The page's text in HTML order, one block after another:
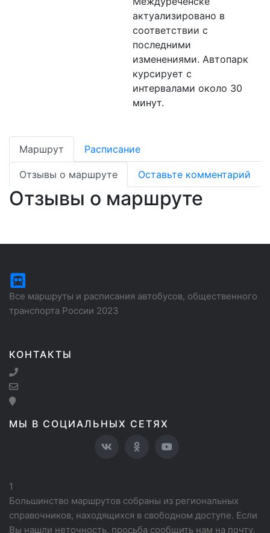
актуализировано в
соответствии с
последними
изменениями. Автопарк
курсирует с
интервалами около 30
минут.
Маршрут Расписание
Отзывы о маршруте Оставьте комментарий
Отзывы о маршруте
Все маршруты и расписания автобусов, общественного
транспорта России 2023
КОНТАКТЫ
МЫ В СОЦИАЛЬНЫХ СЕТЯХ
1
Большинство маршрутов собраны из региональных
справочников, находящихся в свободном доступе. Если
Вы нашли неточность, просьба сообщить нам на почту.